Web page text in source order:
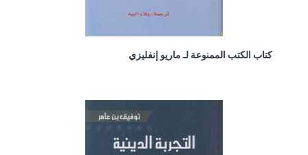
كتاب الكتب الممنوعة لـ ماريو إنفليزي